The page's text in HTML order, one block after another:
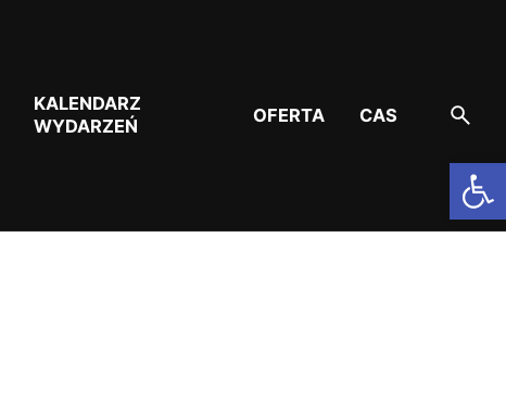
Otwórz pasek narzędzi
KALENDARZ
WYDARZEŃ
OFERTA CAS